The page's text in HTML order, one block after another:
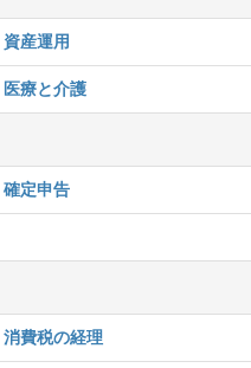
資産運用
医療と介護
確定申告
消費税の経理